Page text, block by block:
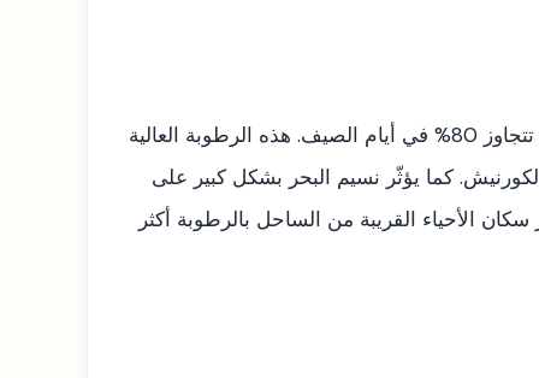
تلعب الرطوبة دوراً محورياً في طقس جدة، إذ ترتفع نسبتها بشكل ملحوظ خلال ساعات الصباح الباكر والمساء، وقد تتجاوز 80% في أيام الصيف. هذه الرطوبة العالية
كما يؤثّر نسيم البحر بشكل كبير على
الأحياء القريبة من الساحل بالرطوبة أكثر